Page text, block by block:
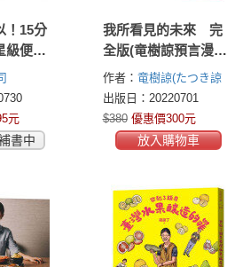
！15分
級便
團的
灣在
活打
元
書中
我所看見的未來 完
全版(竜樹諒預言漫畫
集)
作者： 竜樹諒(たつき諒
Tatsuki Ryo)
出版日：20220701
$380 優惠價300元
放入購物車